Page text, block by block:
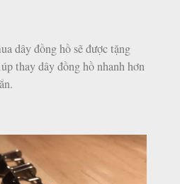
dây đồng hồ sẽ được tặng
thay dây đồng hồ nhanh hơn